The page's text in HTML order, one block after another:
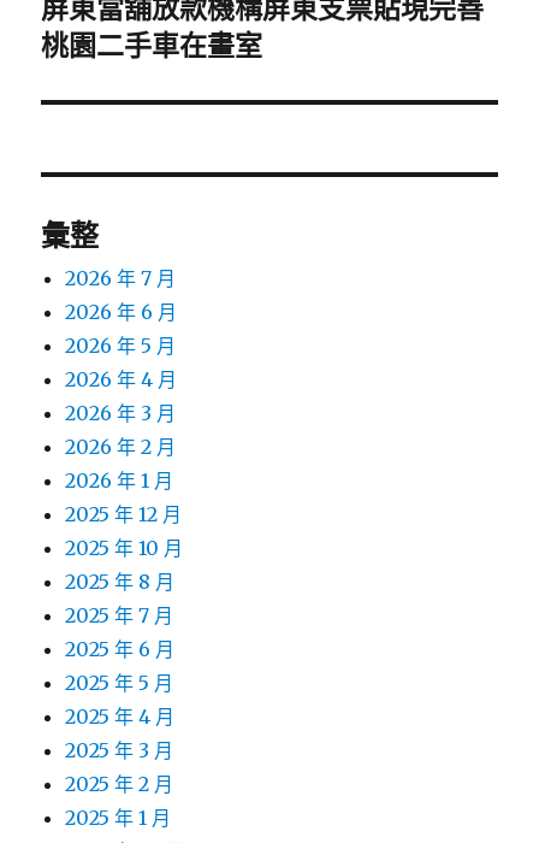
下
一
文
屏東當舖放款機構屏東支票貼現完善
桃園二手車在畫室
彙整
2026 年 7 月
2026 年 6 月
2026 年 5 月
2026 年 4 月
2026 年 3 月
2026 年 2 月
2026 年 1 月
2025 年 12 月
2025 年 10 月
2025 年 8 月
2025 年 7 月
2025 年 6 月
2025 年 5 月
2025 年 4 月
2025 年 3 月
2025 年 2 月
2025 年 1 月